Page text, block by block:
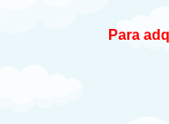
Para